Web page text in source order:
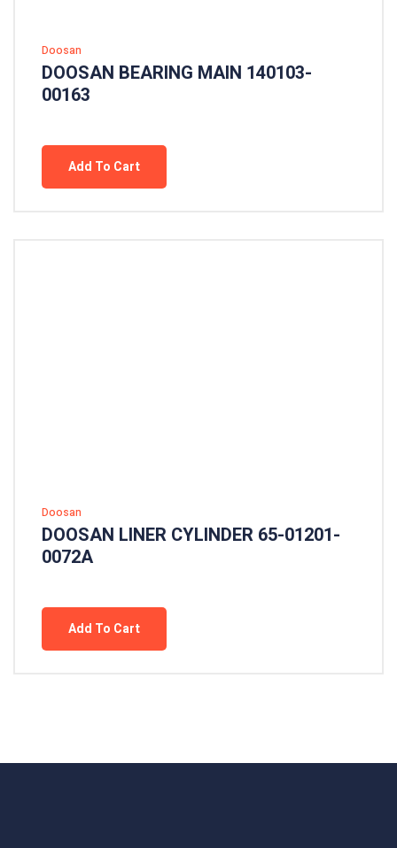
Doosan
DOOSAN BEARING MAIN 140103-
00163
Add To Cart
Doosan
DOOSAN LINER CYLINDER 65-01201-
0072A
Add To Cart